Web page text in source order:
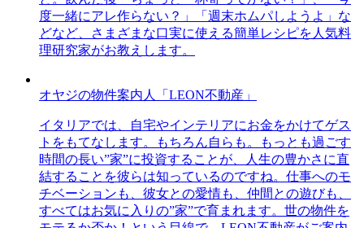
度一緒にアレ作らない？」「週末ホムパしようよ」な
どなど、さまざまな口実に使える簡単レシピを人気料
理研究家がお教えします。
オヤジの物件案内人「LEON不動産」
イタリアでは、自宅やインテリアにお金をかけてゲス
トをもてなします。もちろん自らも。もっとも過ごす
時間の長い”家”に投資することが、人生の豊かさに直
結することを彼らは知っているのですね。仕事へのモ
チベーションも、彼女との愛情も、仲間との遊びも、
すべてはお気に入りの”家”で育まれます。世の物件を